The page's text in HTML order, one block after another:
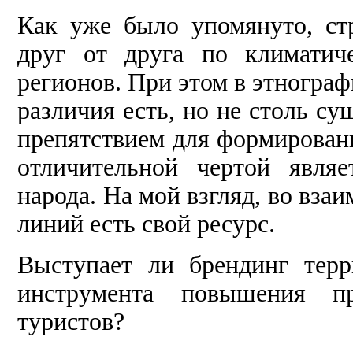
Как уже было упомянуто,
друг от друга по
регионов. При этом в
различия есть, но не столь
препятствием для
отличительной чертой
народа. На мой взгляд, во
линий есть свой ресурс.
Выступает ли брендинг
инструмента повышения
туристов?